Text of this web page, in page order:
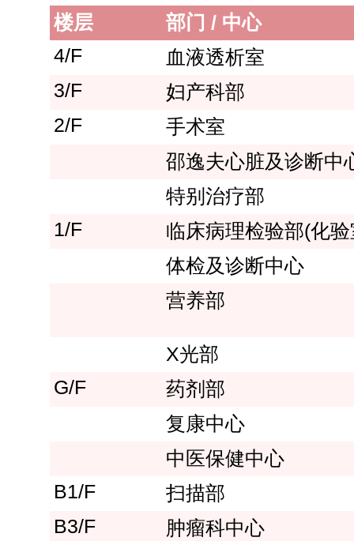
楼层
部门 / 中心
4/F
血液透析室
3/F
妇产科部
2/F
手术室
邵逸夫心脏及诊断中
特别治疗部
1/F
临床病理检验部(化验
体检及诊断中心
营养部
X光部
G/F
药剂部
复康中心
中医保健中心
B1/F
扫描部
B3/F
肿瘤科中心